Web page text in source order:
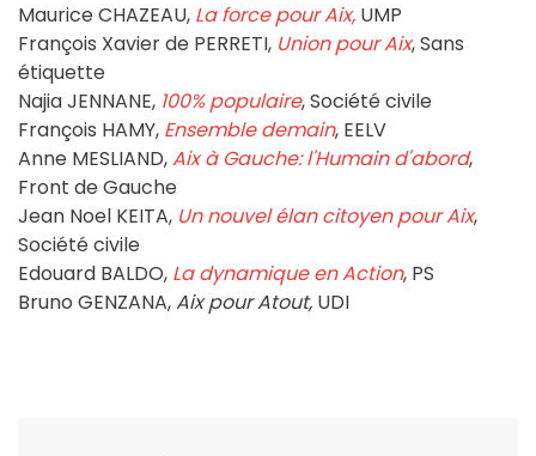
Maurice CHAZEAU, La force pour Aix, UMP
François Xavier de PERRETI, Union pour Aix, Sans
étiquette
Najia JENNANE, 100% populaire, Société civile
François HAMY, Ensemble demain, EELV
Anne MESLIAND,Aix à Gauche: l'Humain d'abord,
Front de Gauche
Jean Noel KEITA, Un nouvel élan citoyen pour Aix,
Société civile
Edouard BALDO, La dynamique en Action, PS
Bruno GENZANA,Aix pour Atout, UDI